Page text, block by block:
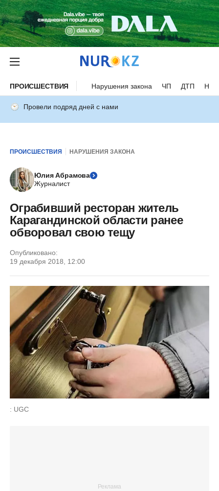
ПРОИСШЕСТВИЯ Нарушения закона ЧП ДТП
Провели подряд дней с нами
ПРОИСШЕСТВИЯ НАРУШЕНИЯ ЗАКОНА
Юлия Абрамова
Журналист
Ограбивший ресторан житель
Карагандинской области ранее
обворовал свою тещу
Опубликовано:
19 декабря 2018, 12:00
: UGC